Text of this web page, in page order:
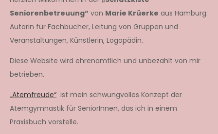
Seniorenbetreuung“ von Marie Krüerke aus Hamburg:
Autorin für Fachbücher, Leitung von Gruppen und
Veranstaltungen, Künstlerin, Logopädin.
Diese Website wird ehrenamtlich und unbezahlt von mir
betrieben.
„Atemfreude“ ist mein schwungvolles Konzept der
Atemgymnastik für SeniorInnen, das ich in einem
Praxisbuch vorstelle.